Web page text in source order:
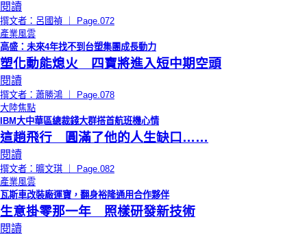
閱讀
撰文者：呂國禎 ｜ Page.072
產業風雲
高盛：未來4年找不到台塑集團成長動力
塑化動能熄火 四寶將進入短中期空頭
閱讀
撰文者：蕭勝鴻 ｜ Page.078
大陸焦點
IBM大中華區總裁錢大群搭首航班機心情
這趟飛行 圓滿了他的人生缺口……
閱讀
撰文者：曠文琪 ｜ Page.082
產業風雲
瓦斯車改裝廠運寶，翻身裕隆通用合作夥伴
生意掛零那一年 照樣研發新技術
閱讀